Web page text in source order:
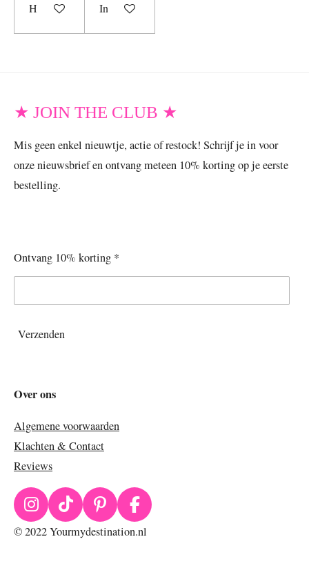
Houd mij op de hoogteIn winkelwagen
★ JOIN THE CLUB ★
Mis geen enkel nieuwtje, actie of restock! Schrijf je in voor
onze nieuwsbrief en ontvang meteen 10% korting op je eerste
bestelling.
Ontvang 10% korting *
Verzenden
Over ons
Algemene voorwaarden
Klachten & Contact
Reviews
I
n
T
i
P
i
F
a
© 2022 Yourmydestination.nl